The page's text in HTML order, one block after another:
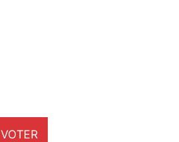
VOTER